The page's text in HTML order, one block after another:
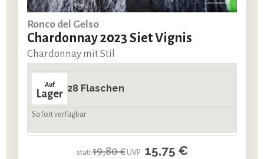
Ronco del Gelso
Chardonnay 2023 Siet Vignis
Chardonnay mit Stil
Auf
Lager 28 Flaschen
Sofort verfügbar
statt19,80 €UVP 15,75 €